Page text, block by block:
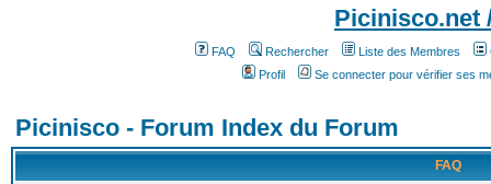
Picinisco.net
FAQ Rechercher Liste des Membres
Profil
Se connecter pour vérifier ses
Picinisco - Forum Index du Forum
FAQ